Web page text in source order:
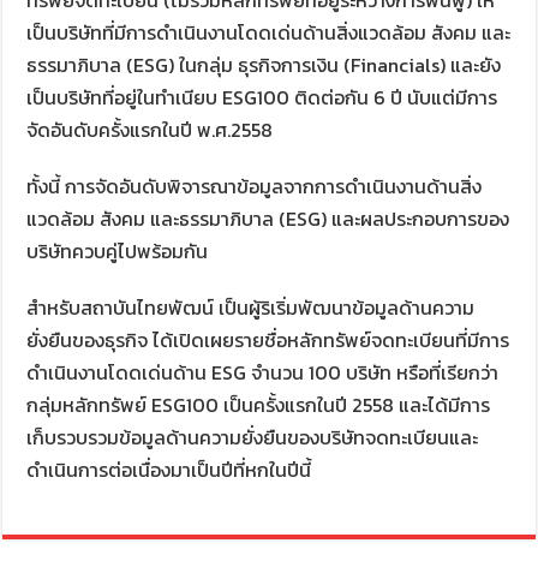
เป็นบริษัทที่มีการดำเนินงานโดดเด่นด้านสิ่งแวดล้อม สังคม และ
ธรรมาภิบาล (ESG) ในกลุ่ม ธุรกิจการเงิน (Financials) และยัง
เป็นบริษัทที่อยู่ในทำเนียบ ESG100 ติดต่อกัน 6 ปี นับแต่มีการ
จัดอันดับครั้งแรกในปี พ.ศ.2558
ทั้งนี้ การจัดอันดับพิจารณาข้อมูลจากการดำเนินงานด้านสิ่ง
แวดล้อม สังคม และธรรมาภิบาล (ESG) และผลประกอบการของ
บริษัทควบคู่ไปพร้อมกัน
สำหรับสถาบันไทยพัฒน์ เป็นผู้ริเริ่มพัฒนาข้อมูลด้านความ
ยั่งยืนของธุรกิจ ได้เปิดเผยรายชื่อหลักทรัพย์จดทะเบียนที่มีการ
ดำเนินงานโดดเด่นด้าน ESG จำนวน 100 บริษัท หรือที่เรียกว่า
กลุ่มหลักทรัพย์ ESG100 เป็นครั้งแรกในปี 2558 และได้มีการ
เก็บรวบรวมข้อมูลด้านความยั่งยืนของบริษัทจดทะเบียนและ
ดำเนินการต่อเนื่องมาเป็นปีที่หกในปีนี้